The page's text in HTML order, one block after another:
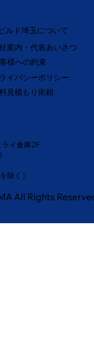
ルド埼玉について
案内・代表あいさつ
客様への約束
イバシーポリシー
見積もり依頼
イ倉庫2F
除く）
All Rights